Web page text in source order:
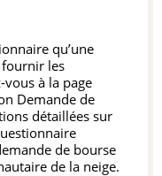
qu’une
fournir les
à la page
Demande de
détaillées sur
de bourse
de la neige.